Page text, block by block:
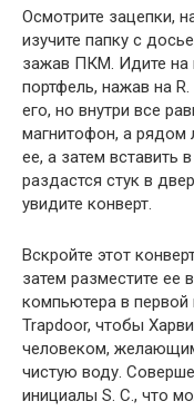
Осмотрите зацепки,
изучите папку с
зажав ПКМ. Идите на
портфель, нажав на
его, но внутри все
магнитофон, а рядом
ее, а затем вставить
раздастся стук в
увидите конверт.
Вскройте этот
затем разместите
компьютера в первой
Trapdoor, чтобы
человеком,
чистую воду.
инициалы S. C., что